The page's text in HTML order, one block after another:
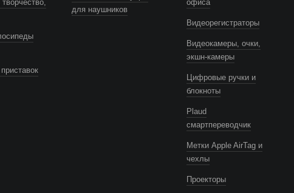
для наушников
офиса
Видеорегистраторы
Видеокамеры, очки,
экшн-камеры
Цифровые ручки и
блокноты
Plaud
смартпереводчик
Метки Apple AirTag и
чехлы
Проекторы